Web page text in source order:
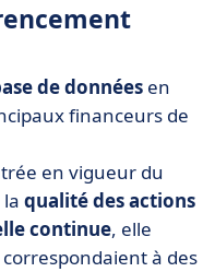
de données en
financeurs de
en vigueur du
qualité des actions
continue, elle
à des